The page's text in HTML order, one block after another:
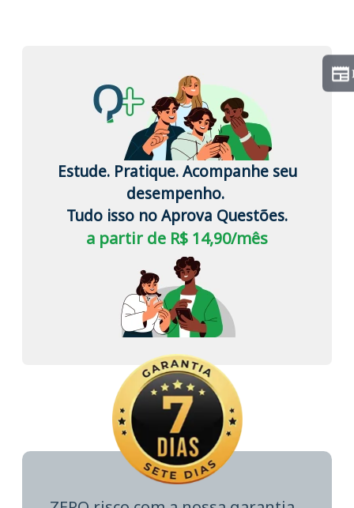
Estude. Pratique. Acompanhe seu
desempenho.
Tudo isso no Aprova Questões.
a partir de R$ 14,90/mês